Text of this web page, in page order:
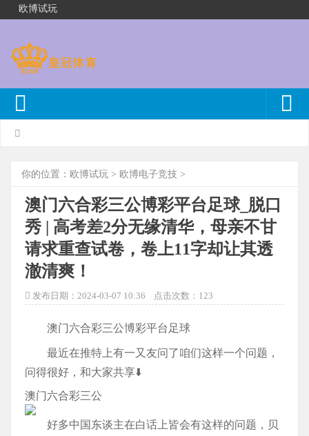
欧博试玩
你的位置： 欧博试玩 > 欧博电子竞技 >
澳门六合彩三公博彩平台足球_脱口
秀 | 高考差2分无缘清华，母亲不甘
请求重查试卷，卷上11字却让其透
澈清爽！
发布日期：2024-03-07 10:36 点击次数：123
澳门六合彩三公博彩平台足球
最近在推特上有一又友问了咱们这样一个问题，
问得很好，和大家共享⬇️
澳门六合彩三公
好多中国东谈主在白话上皆会有这样的问题，贝